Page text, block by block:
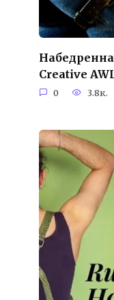
Creative
0 3.8к.